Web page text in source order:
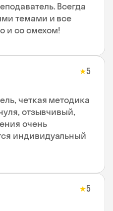
Всегда
темами и все
и со смехом!
★5
четкая методика
отзывчивый,
очень
индивидуальный
★5